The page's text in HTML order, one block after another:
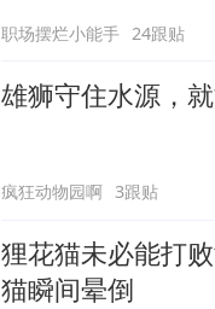
职场摆烂小能手 24跟贴
雄狮守住水源，
疯狂动物园啊 3跟贴
狸花猫未必能打
猫瞬间晕倒